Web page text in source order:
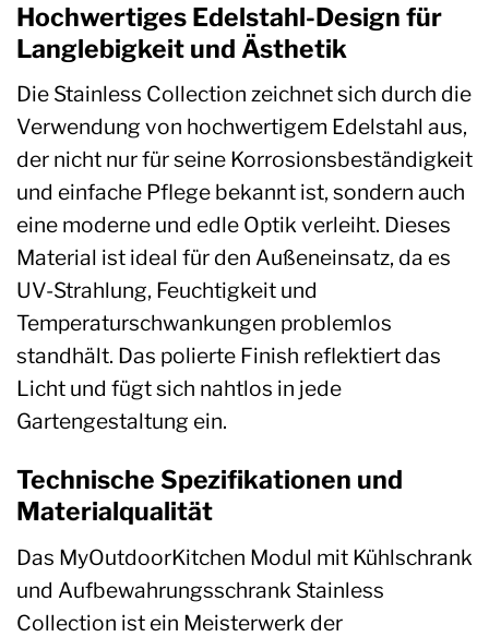
Hochwertiges Edelstahl-Design für
Langlebigkeit und Ästhetik
Die Stainless Collection zeichnet sich durch die
Verwendung von hochwertigem Edelstahl aus,
der nicht nur für seine Korrosionsbeständigkeit
und einfache Pflege bekannt ist, sondern auch
eine moderne und edle Optik verleiht. Dieses
Material ist ideal für den Außeneinsatz, da es
UV-Strahlung, Feuchtigkeit und
Temperaturschwankungen problemlos
standhält. Das polierte Finish reflektiert das
Licht und fügt sich nahtlos in jede
Gartengestaltung ein.
Technische Spezifikationen und
Materialqualität
Das MyOutdoorKitchen Modul mit Kühlschrank
und Aufbewahrungsschrank Stainless
Collection ist ein Meisterwerk der